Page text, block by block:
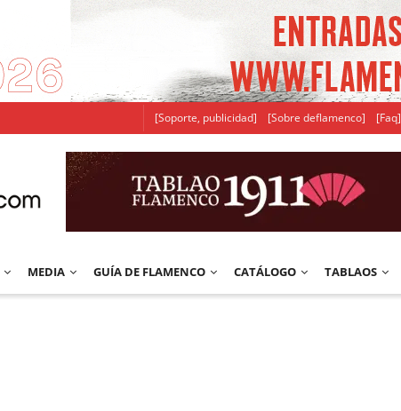
[Soporte, publicidad] [Sobre deflamenco] [Faq]
MEDIA GUÍA DE FLAMENCO CATÁLOGO TABLAOS